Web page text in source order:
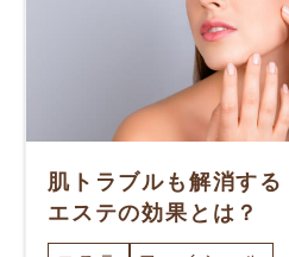
肌トラブルも解消す
エステの効果とは？